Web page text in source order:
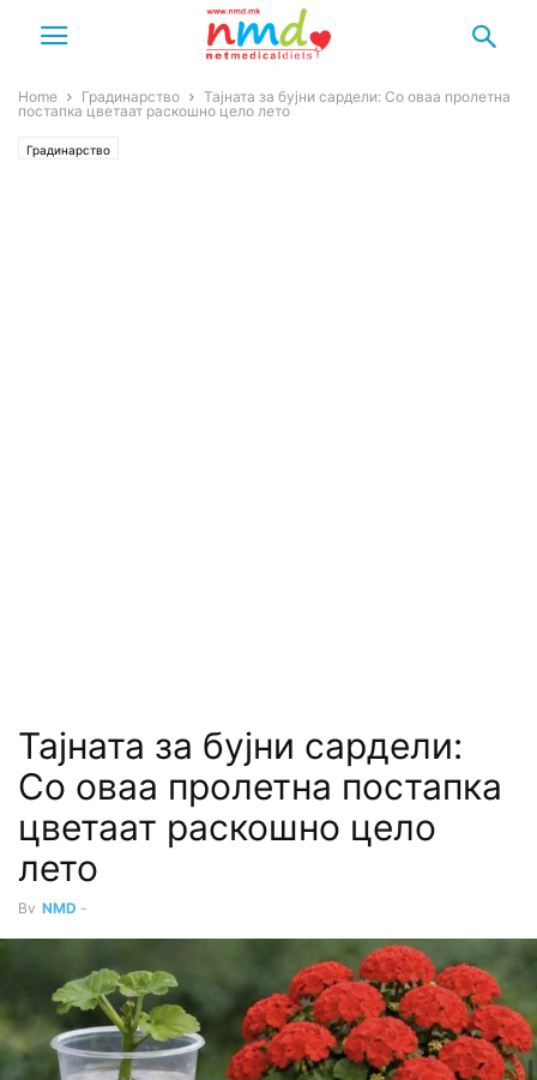
Home Градинарство
Тајната за бујни сардели: Со оваа пролетна
постапка цветаат раскошно цело лето
Градинарство
Тајната за бујни сардели:
Со оваа пролетна постапка
цветаат раскошно цело
лето
By NMD -